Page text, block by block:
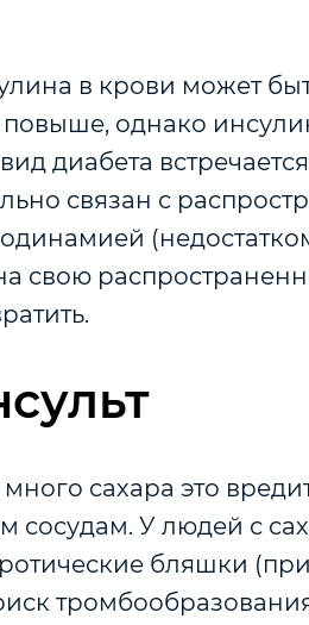
в крови может
повыше, однако
диабета
связан с
свою
сахара это
сосудам. У людей с
бляшки